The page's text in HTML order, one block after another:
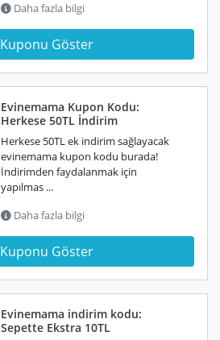
Daha fazla bilgi
Kuponu Göster
Evinemama Kupon Kodu:
Herkese 50TL İndirim
Herkese 50TL ek indirim sağlayacak
evinemama kupon kodu burada!
İndirimden faydalanmak için
yapılmas ...
Daha fazla bilgi
Kuponu Göster
Evinemama indirim kodu:
Sepette Ekstra 10TL